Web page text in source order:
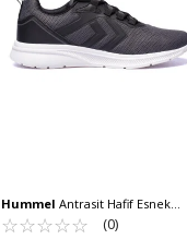
Hummel Antrasit Hafif Esnek
Hava Alabilen Unisex Spor
Ayakkabı 900724 Hml Jayce
☆☆☆☆☆
★★★★★ (0)